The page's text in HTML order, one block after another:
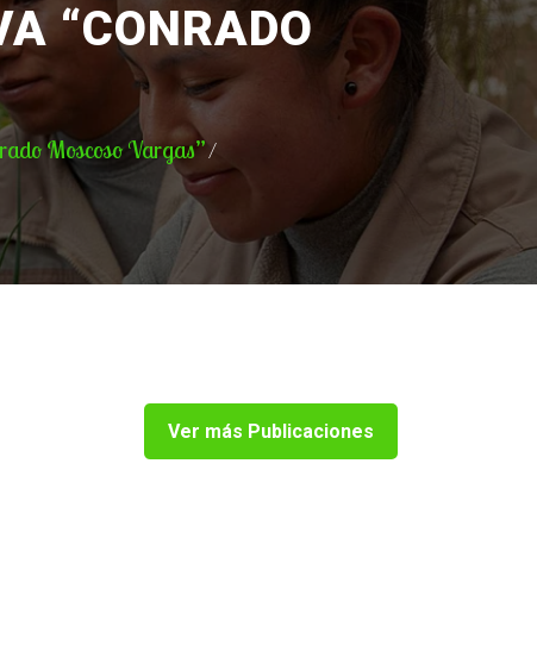
“CONRADO
Moscoso Vargas”
Ver más Publicaciones